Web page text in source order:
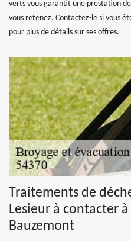
verts vous garantit une prestation
vous retenez. Contactez-le si vous
pour plus de détails sur ses offres.
Traitements de
Lesieur à contacter
Bauzemont